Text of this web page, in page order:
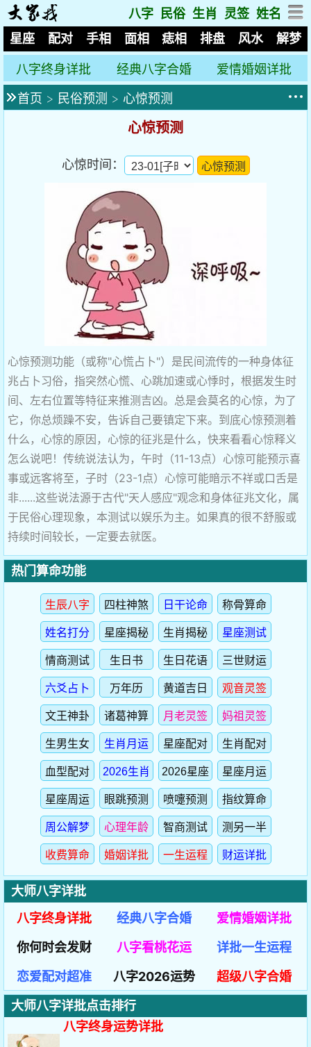
八字 民俗 生肖 灵签 姓名
星座
配对 手相 面相 痣相 排盘 风水 解梦
八字终身详批 经典八字合婚
爱情婚姻详批
首页 > 民俗预测 > 心惊预测
心惊预测
心惊时间：
心惊预测功能（或称"心慌占卜"）是民间流传的一种身体征
兆占卜习俗，指突然心慌、心跳加速或心悸时，根据发生时
间、左右位置等特征来推测吉凶。总是会莫名的心惊，为了
它，你总烦躁不安，告诉自己要镇定下来。到底心惊预测着
什么，心惊的原因，心惊的征兆是什么，快来看看心惊释义
怎么说吧！传统说法认为，午时（11-13点）心惊可能预示喜
事或远客将至，子时（23-1点）心惊可能暗示不祥或口舌是
非......这些说法源于古代"天人感应"观念和身体征兆文化，属
于民俗心理现象，本测试以娱乐为主。如果真的很不舒服或
持续时间较长，一定要去就医。
热门算命功能
大师八字详批
八字终身详批
经典八字合婚
爱情婚姻详批
你何时会发财
八字看桃花运
详批一生运程
恋爱配对超准
八字2026运势
超级八字合婚
大师八字详批点击排行
八字终身运势详批